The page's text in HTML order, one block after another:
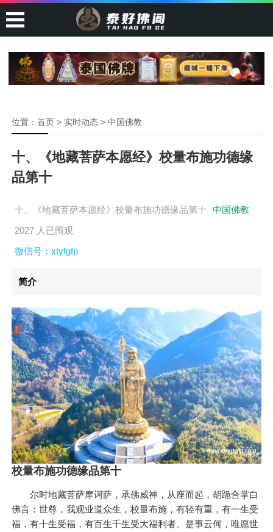
位置： 首页> 实时动态> 中国佛教
十、《地藏菩萨本愿经》校量布施功德缘
品第十
十、《地藏菩萨本愿经》校量布施功德缘品第十 中国佛教
2027 人已围观
微信号：xtyfgfp
简介
校量布施功德缘品第十
尔时地藏菩萨摩诃萨，承佛威神，从座而起，胡跪合掌白
佛言：世尊，我观业道众生，校量布施，有轻有重，有一生受
福，有十生受福，有百生千生受大福利者。是事云何，唯愿世